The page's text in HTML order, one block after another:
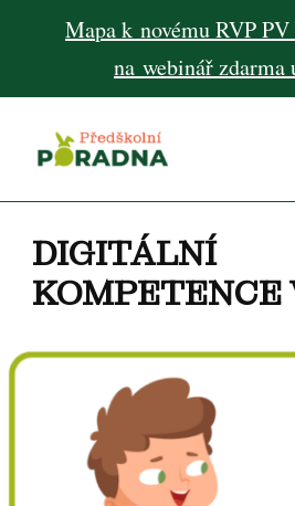
Mapa k novému RVP PV
na webinář zdarma
DIGITÁLNÍ
KOMPETENCE